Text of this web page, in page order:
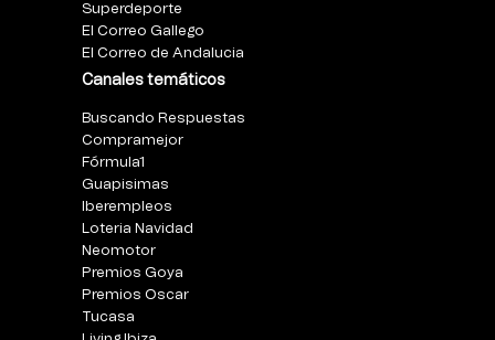
Superdeporte
El Correo Gallego
El Correo de Andalucia
Canales temáticos
Buscando Respuestas
Compramejor
Fórmula1
Guapisimas
Iberempleos
Loteria Navidad
Neomotor
Premios Goya
Premios Oscar
Tucasa